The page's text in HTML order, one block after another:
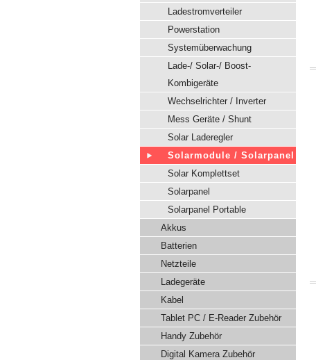
Ladestromverteiler
Powerstation
Systemüberwachung
Lade-/ Solar-/ Boost-
Kombigeräte
Wechselrichter / Inverter
Mess Geräte / Shunt
Solar Laderegler
Solarmodule / Solarpanel
Solar Komplettset
Solarpanel
Solarpanel Portable
Akkus
Batterien
Netzteile
Ladegeräte
Kabel
Tablet PC / E-Reader Zubehör
Handy Zubehör
Digital Kamera Zubehör